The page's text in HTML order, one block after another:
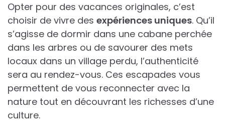
Opter pour des vacances originales, c’est
choisir de vivre des expériences uniques. Qu’il
s’agisse de dormir dans une cabane perchée
dans les arbres ou de savourer des mets
locaux dans un village perdu, l’authenticité
sera au rendez-vous. Ces escapades vous
permettent de vous reconnecter avec la
nature tout en découvrant les richesses d’une
culture.